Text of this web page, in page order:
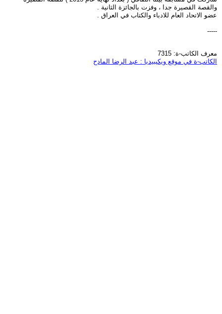
والقصة القصيرة جدا ، وفزت بالجائزة الثانية .
عضو الاتحاد العام للادباء والكتاب في العراق .
-----
معرف الكاتب-ة: 7315
الكاتب-ة في موقع ويكيبيديا : عبد الرضا المادح